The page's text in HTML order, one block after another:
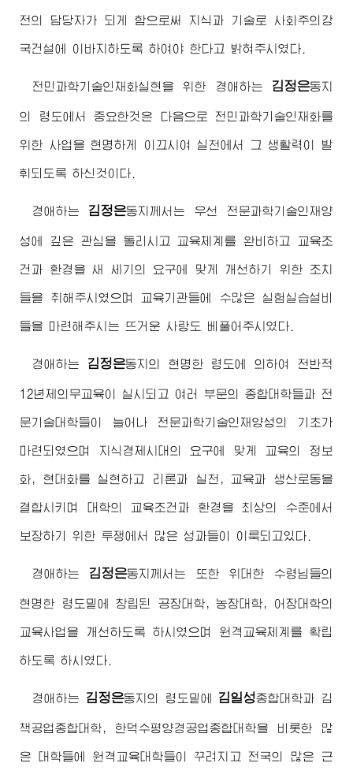
전의 담당자가 되게 함으로써 지식과 기술로 사회주의강
국건설에 이바지하도록 하여야 한다고 밝혀주시였다.
전민과학기술인재화실현을 위한 경애하는 김정은동지
의 령도에서 중요한것은 다음으로 전민과학기술인재화를
위한 사업을 현명하게 이끄시여 실천에서 그 생활력이 발
휘되도록 하신것이다.
경애하는 김정은동지 께서는 우선 전문과학기술인재양
성에 깊은 관심을 돌리시고 교육체계를 완비하고 교육조
건과 환경을 새 세기의 요구에 맞게 개선하기 위한 조치
들을 취해주시였으며 교육기관들에 수많은 실험실습설비
들을 마련해주시는 뜨거운 사랑도 베풀어주시였다.
경애하는 김정은동지 의 현명한 령도에 의하여 전반적
12년제의무교육이 실시되고 여러 부문의 종합대학들과 전
문기술대학들이 늘어나 전문과학기술인재양성의 기초가
마련되였으며 지식경제시대의 요구에 맞게 교육의 정보
화, 현대화를 실현하고 리론과 실천, 교육과 생산로동을
결합시키며 대학의 교육조건과 환경을 최상의 수준에서
보장하기 위한 투쟁에서 많은 성과들이 이룩되고있다.
경애하는 김정은동지 께서는 또한 위대한 수령님 들의
현명한 령도밑에 창립된 공장대학, 농장대학, 어장대학의
교육사업을 개선하도록 하시였으며 원격교육체계를 확립
하도록 하시였다.
경애하는 김정은동지 의 령도밑에 김일성종합대학과 김
책공업종합대학, 한덕수평양경공업종합대학을 비롯한 많
은 대학들에 원격교육대학들이 꾸려지고 전국의 많은 근